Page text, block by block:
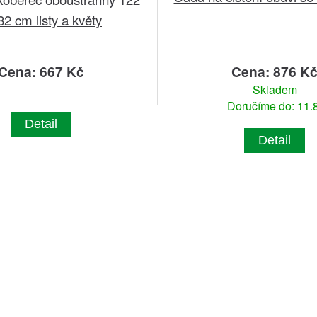
cm listy a květy
667 Kč
Detail
Cena: 876 Kč
Skladem
Doručíme do:
Detail